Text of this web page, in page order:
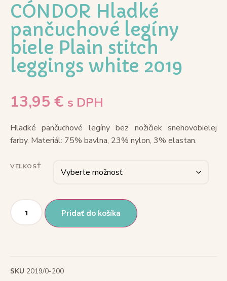
CÓNDOR Hladké
pančuchové legíny
biele Plain stitch
leggings white 2019
13,95 € s DPH
Hladké pančuchové legíny bez nožičiek snehovobielej
farby. Materiál: 75% bavlna, 23% nylon, 3% elastan.
VEĽKOSŤ
Pridať do košíka
SKU 2019/0-200